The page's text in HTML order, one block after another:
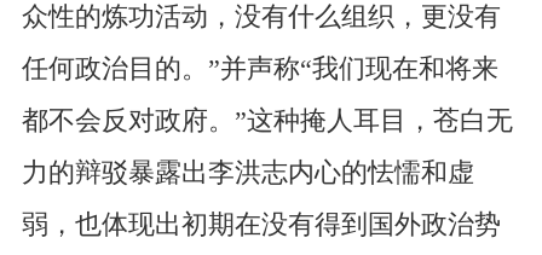
众性的炼功活动，没有什么组织，更没有
任何政治目的。”并声称“我们现在和将来
都不会反对政府。”这种掩人耳目，苍白无
力的辩驳暴露出李洪志内心的怯懦和虚
弱，也体现出初期在没有得到国外政治势